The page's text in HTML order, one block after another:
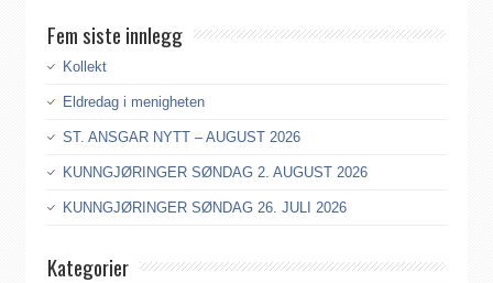
Fem siste innlegg
Kollekt
Eldredag i menigheten
ST. ANSGAR NYTT – AUGUST 2026
KUNNGJØRINGER SØNDAG 2. AUGUST 2026
KUNNGJØRINGER SØNDAG 26. JULI 2026
Kategorier